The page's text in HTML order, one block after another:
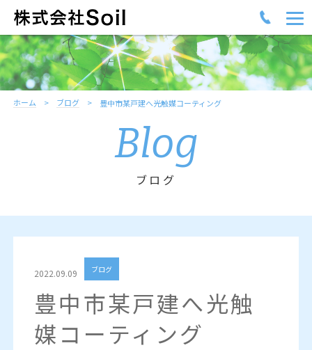
ホーム ブログ 豊中市某戸建へ光触媒コーティング
Blog
ブログ
2022.09.09 ブログ
豊中市某戸建へ光触
媒コーティング